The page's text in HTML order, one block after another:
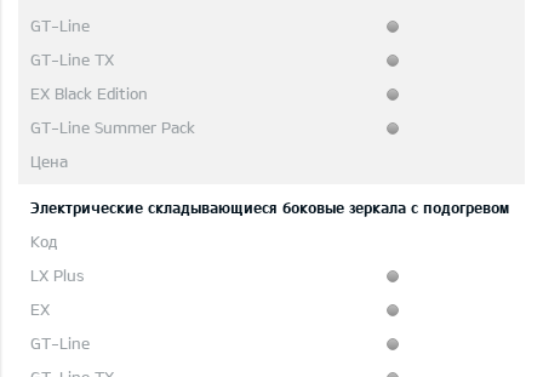
Электрические складывающиеся боковые зеркала с подогревом